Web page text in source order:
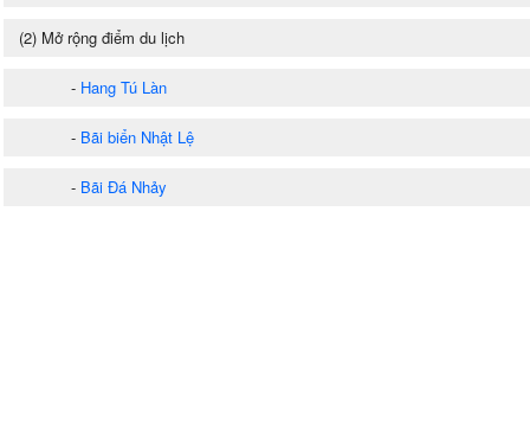
(2) Mở rộng điểm du lịch
- Hang Tú Làn
- Bãi biển Nhật Lệ
- Bãi Đá Nhảy